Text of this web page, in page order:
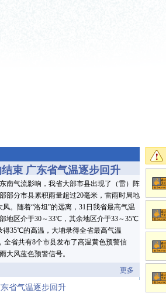
束 广东省气温逐步回升
南气流影响，我省大部市县出现了（雷）阵
部分市县累积雨量超过20毫米，雷雨时局地
。随着“洛坦”的远离，31日我省最高气温
地区介于30～33℃，其余地区介于33～35℃
得35℃的高温，大埔录得全省最高气温
全省共有8个市县发布了高温黄色预警信
大风蓝色预警信号。
更多
省气温逐步回升